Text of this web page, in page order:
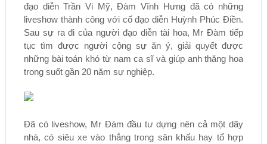
đạo diễn Trần Vi Mỹ, Đàm Vĩnh Hưng đã có những
liveshow thành công với cố đạo diễn Huỳnh Phúc Điền.
Sau sự ra đi của người đạo diễn tài hoa, Mr Đàm tiếp
tục tìm được người cộng sự ăn ý, giải quyết được
những bài toán khó từ nam ca sĩ và giúp anh thăng hoa
trong suốt gần 20 năm sự nghiệp.
Đã có liveshow, Mr Đàm đầu tư dựng nên cả một dãy
nhà, có siêu xe vào thẳng trong sân khấu hay tổ hợp